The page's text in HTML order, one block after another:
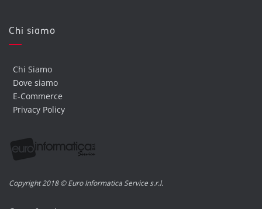
Chi siamo
Chi Siamo
Dove siamo
E-Commerce
Privacy Policy
Copyright 2018 © Euro Informatica Service s.r.l.